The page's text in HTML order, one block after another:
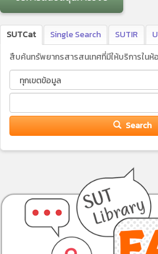
SUTCat Single Search SUTIR
สืบค้นทรัพยากรสารสนเทศที่มีให้บริการใน
Search